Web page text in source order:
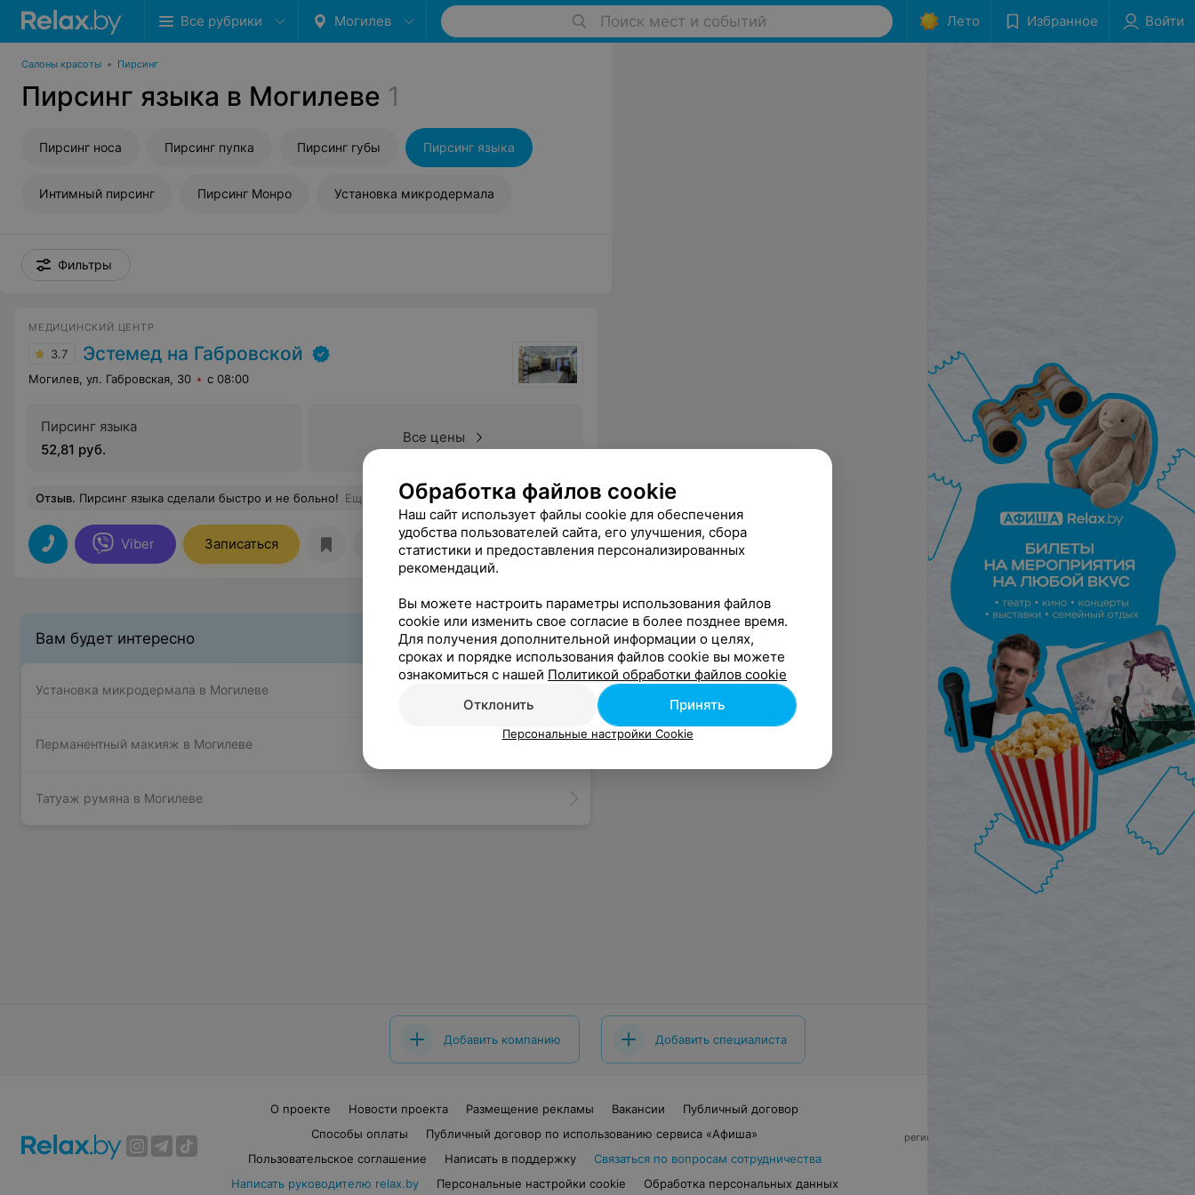
Все рубрики Могилев Поиск мест и событий Лето Избранное Войти
Салоны красоты • Пирсинг
Пирсинг языка в Могилеве 1
Пирсинг носа Пирсинг пупка Пирсинг губы Пирсинг языка
Интимный пирсинг Пирсинг Монро Установка микродермала
Фильтры
МЕДИЦИНСКИЙ ЦЕНТР
3.7 Эстемед на Габровской
Могилев, ул. Габровская, 30 с 08:00
Пирсинг языка
52,81 руб.
Все цены
Отзыв. Пирсинг языка сделали быстро и не больно! Еще
Viber Записаться Отзывы135
Вам будет интересно
Установка микродермала в Могилеве
Перманентный макияж в Могилеве
Татуаж румяна в Могилеве
Добавить компанию Добавить специалиста
О проекте Новости проекта Размещение рекламы Вакансии
Публичный договор
Способы оплаты
Публичный договор по использованию сервиса «Афиша»
Пользовательское соглашение
Написать в поддержку
Связаться по вопросам сотрудничества
Написать руководителю relax.by
Персональные настройки cookie Обработка персональных данных
регистрирующий орган - Минский горисполком
Обработка файлов cookie
Наш сайт использует файлы cookie для обеспечения
удобства пользователей сайта, его улучшения, сбора
статистики и предоставления персонализированных
рекомендаций.
Вы можете настроить параметры использования файлов
cookie или изменить свое согласие в более позднее время.
Для получения дополнительной информации о целях,
сроках и порядке использования файлов cookie вы можете
ознакомиться с нашей Политикой обработки файлов cookie
Отклонить
Принять
Персональные настройки Cookie